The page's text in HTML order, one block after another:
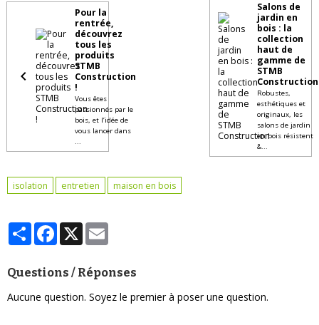
Pour la
rentrée,
découvrez
tous les
produits
STMB
Construction
!
Vous êtes
passionnés par le
bois, et l’idée de
vous lancer dans
...
Salons de
jardin en
bois : la
collection
haut de
gamme de
STMB
Construction
Robustes,
esthétiques et
originaux, les
salons de jardin
en bois résistent
&...
isolation entretien maison en bois
PartagerFacebook
X
Questions / Réponses
Aucune question. Soyez le premier à poser une question.